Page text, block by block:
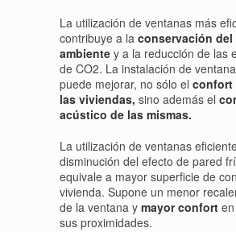
La utilización de ventanas más
contribuye a la conservación del
ambiente y a la reducción de las
de CO2. La instalación de
puede mejorar, no sólo el confort
las viviendas, sino además el
acústico de las mismas.
La utilización de ventanas
disminución del efecto de pared
equivale a mayor superficie de
vivienda. Supone un menor
de la ventana y mayor confort
sus proximidades.